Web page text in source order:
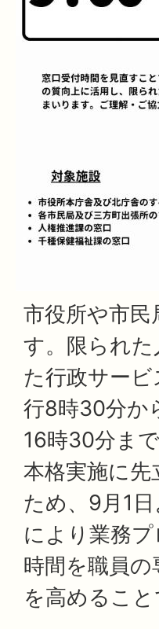
市役所や市
す。限られ
た行政サー
行8時30分か
16時30分ま
本格実施に
ため、9月1
により業務
時間を職員
を高めるこ